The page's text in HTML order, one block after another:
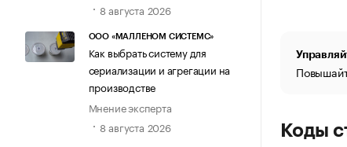
8 августа 2026
ООО «МАЛЛЕНОМ СИСТЕМС»
Как выбрать систему для
сериализации и агрегации на
производстве
Мнение эксперта
8 августа 2026
Коды